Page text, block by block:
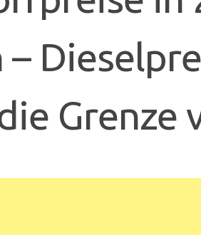
–
Grenze